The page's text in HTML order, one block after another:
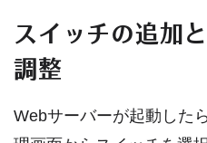
スイッチの追加
調整
Webサーバーが起動した